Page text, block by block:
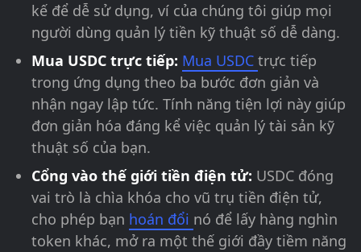
kế để dễ sử dụng, ví của chúng tôi giúp mọi
người dùng quản lý tiền kỹ thuật số dễ dàng.
Mua USDC trực tiếp: Mua USDC trực tiếp
trong ứng dụng theo ba bước đơn giản và
nhận ngay lập tức. Tính năng tiện lợi này giúp
đơn giản hóa đáng kể việc quản lý tài sản kỹ
thuật số của bạn.
Cổng vào thế giới tiền điện tử: USDC đóng
vai trò là chìa khóa cho vũ trụ tiền điện tử,
cho phép bạn hoán đổi nó để lấy hàng nghìn
token khác, mở ra một thế giới đầy tiềm năng